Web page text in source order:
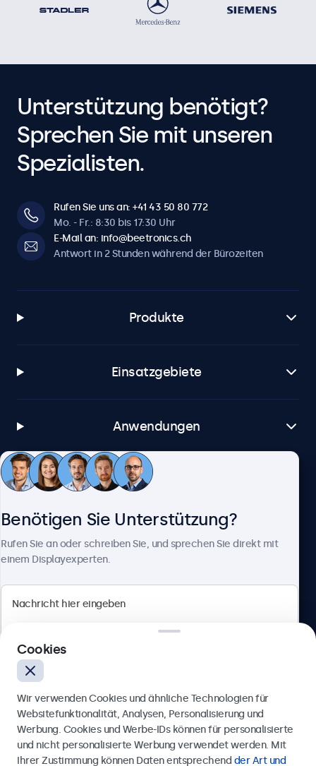
Unterstützung benötigt?
Sprechen Sie mit unseren
Spezialisten.
Rufen Sie uns an: +41 43 50 80 772
Mo. - Fr.: 8:30 bis 17:30 Uhr
E-Mail an: info@beetronics.ch
Antwort in 2 Stunden während der Bürozeiten
Produkte
Einsatzgebiete
Anwendungen
Kundenservice
Badenerstrasse 549, 8048 Zürich, Schweiz
Deutsch
Benötigen Sie Unterstützung?
Rufen Sie an oder schreiben Sie, und sprechen Sie direkt mit
einem Displayexperten.
Anfrage senden
Cookies
Wir verwenden Cookies und ähnliche Technologien für
Websitefunktionalität, Analysen, Personalisierung und
Werbung. Cookies und Werbe-IDs können für personalisierte
und nicht personalisierte Werbung verwendet werden. Mit
Ihrer Zustimmung können Daten entsprechend der Art und